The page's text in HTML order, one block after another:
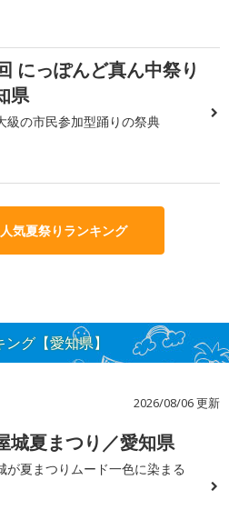
にっぽんど真ん中祭り
県
級の市民参加型踊りの祭典
気夏祭りランキング
グ【愛知県】
2026/08/06 更新
城夏まつり／愛知県
が夏まつりムード一色に染まる